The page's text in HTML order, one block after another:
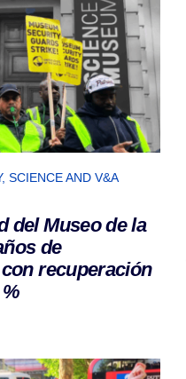
SCIENCE AND V&A
del Museo de la
de
recuperación